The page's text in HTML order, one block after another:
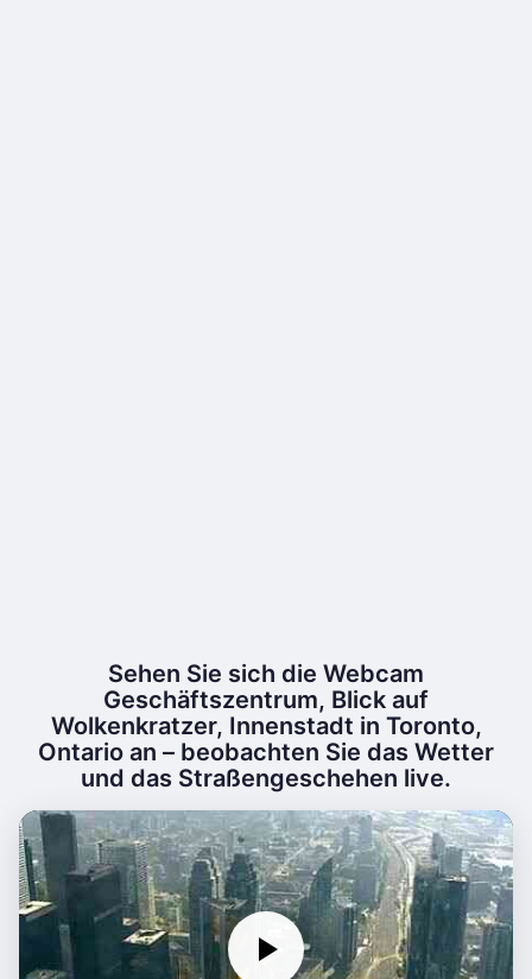
Sehen Sie sich die Webcam
Geschäftszentrum, Blick auf
Wolkenkratzer, Innenstadt in Toronto,
Ontario an – beobachten Sie das Wetter
und das Straßengeschehen live.